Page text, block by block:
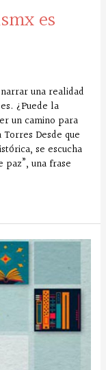
es
una realidad
¿Puede la
un camino para
Desde que
se escucha
paz”, una frase